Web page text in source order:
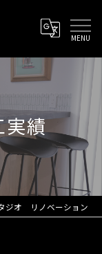
実績
ジオ リノベーション